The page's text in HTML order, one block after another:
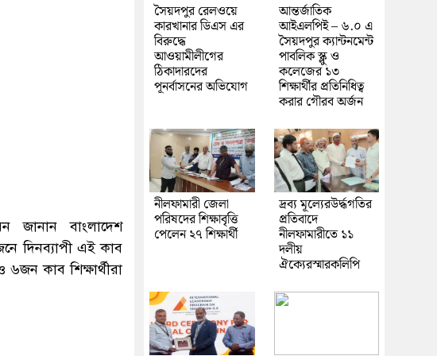
বাংলাদেশ
দিনব্যাপী এই কাব
কাব শিক্ষার্থীরা
সৈয়দপুর রেলওয়ে
কারখানার ডিএস এর
বিরুদ্ধে
আওয়ামীলীগের
ঠিকাদারদের
পূনর্বাসনের অভিযোগ
আন্তর্জাতিক
আইএলপিই – ৬.০ এ
সৈয়দপুর ক্যান্টনমেন্ট
পাবলিক স্ক্লু ও
কলেজের ১৩
শিক্ষার্থীর প্রতিনিধিত্ব
করার গৌরব অর্জন
নীলফামারী জেলা
পরিষদের শিক্ষাবৃত্তি
পেলেন ২৭ শিক্ষার্থী
দ্রব্য মূল্যেরউর্দ্ধগতির
প্রতিবাদে
নীলফামারীতে ১১
দলীয়
ঐক্যেরস্মারকলিপি